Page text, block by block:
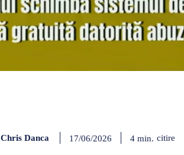
Chris Danca 17/06/2026 4 min. citire